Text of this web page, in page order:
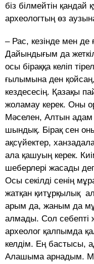
біз білмейтін
археологтың өз
– Рас, кезінде мен
Дайындығым да
осы біраққа келіп
ғылымына ден
кездесесің. Қазақы
жоламау керек. Оны
Мәселен, Алтын адам
шындық. Бірақ сен
ақсүйектер,
ала қашуың керек.
шеберлері жасады
Осы секілді сенің
жатқан қитұрқылық
арым да, жаным да
алмады. Сол себепті
археолог қалпымда
келдім. Ең­ бас­тысы,
Алашыма арнадым.